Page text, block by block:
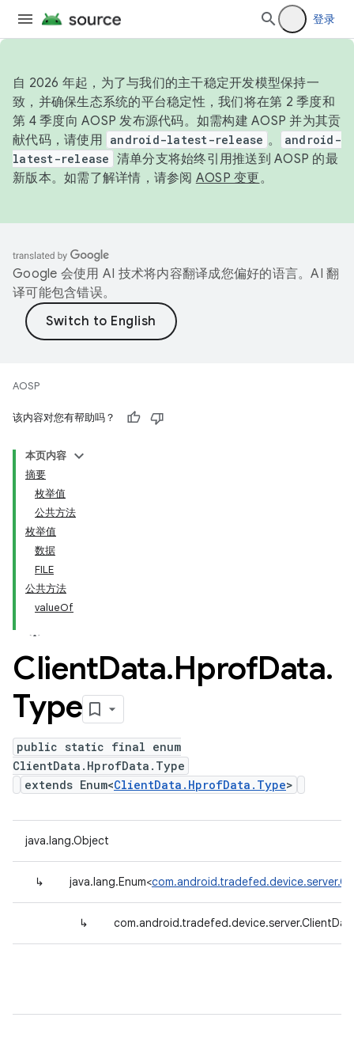
登录
自 2026 年起，为了与我们的主干稳定开发模型保持一
致，并确保生态系统的平台稳定性，我们将在第 2 季度和
第 4 季度向 AOSP 发布源代码。如需构建 AOSP 并为其贡
献代码，请使用 android-latest-release 。
android-
latest-release 清单分支将始终引用推送到 AOSP 的最
新版本。如需了解详情，请参阅 AOSP 变更。
Google 会使用 AI 技术将内容翻译成您偏好的语言。AI 翻
译可能包含错误。
AOSP
该内容对您有帮助吗？
本页内容
摘要
枚举值
公共方法
枚举值
数据
FILE
公共方法
valueOf
ClientData.HprofData.
Type
public static final enum
ClientData.HprofData.Type
extends Enum<ClientData.HprofData.Type>
java.lang.Object
↳ java.lang.Enum<
↳